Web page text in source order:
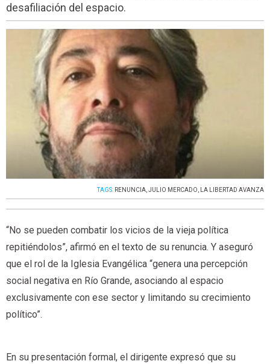
desafiliación del espacio.
TAGS: RENUNCIA,JULIO MERCADO, LA LIBERTAD AVANZA
“No se pueden combatir los vicios de la vieja política
repitiéndolos”, afirmó en el texto de su renuncia. Y aseguró
que el rol de la Iglesia Evangélica “genera una percepción
social negativa en Río Grande, asociando al espacio
exclusivamente con ese sector y limitando su crecimiento
político”.
En su presentación formal, el dirigente expresó que su